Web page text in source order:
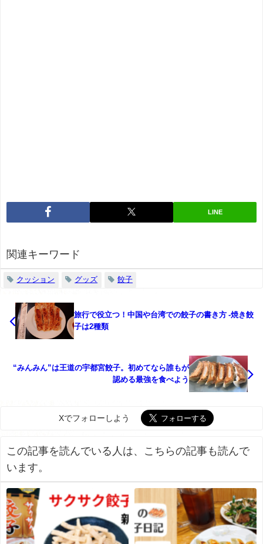
LINE
関連キーワード
クッション グッズ 餃子
旅行で役立つ！中国や台湾での餃子の書き方 -焼き餃
子は2種類
“みんみん”は王道の宇都宮餃子。初めてなら誰もが
認める最強を食べよう
Xでフォローしよう
この記事を読んでいる人は、こちらの記事も読んで
います。